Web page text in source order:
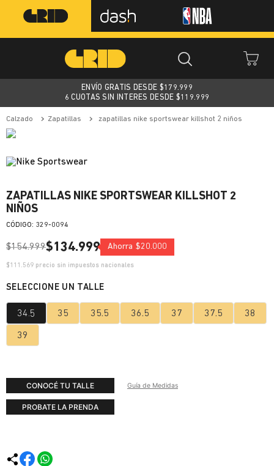
ENVÍO GRATIS DESDE $179.999
6 CUOTAS SIN INTERES DESDE $119.999
calzado zapatillas zapatillas nike sportswear killshot 2 niños
ZAPATILLAS NIKE SPORTSWEAR KILLSHOT 2
NIÑOS
: 329-0094
$154.999$134.999 Ahorra $20.000
$111.569 precio sin impuestos nacionales
34.5 35 35.5 36.5 37 37.5 38
39
CONOCÉ TU TALLE Guía de Medidas
PROBATE LA PRENDA